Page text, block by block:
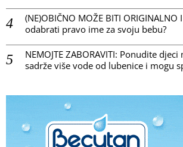
(NE)OBIČNO MOŽE BITI ORIGINALNO
odabrati pravo ime za svoju bebu?
NEMOJTE ZABORAVITI: Ponudite
sadrže više vode od lubenice i mogu